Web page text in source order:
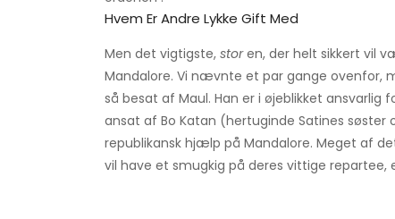
Hvem Er Andre Lykke Gift Med
Men det vigtigste, storen, der helt sikkert vil
Mandalore. Vi nævnte et par gange ovenfor,
så besat af Maul. Han er i øjeblikket ansvarlig
ansat af Bo Katan (hertuginde Satines
republikansk hjælp på Mandalore. Meget af
vil have et smugkig på deres vittige repartee,